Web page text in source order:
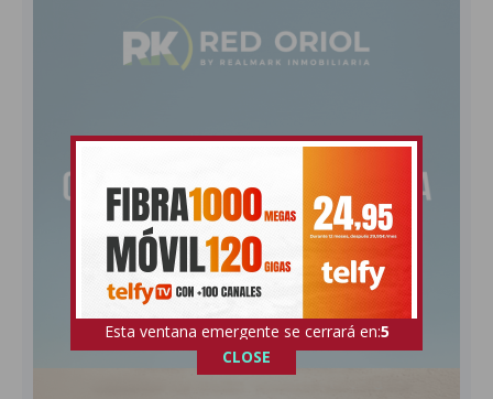
Esta ventana emergente se cerrará en:4
CLOSE